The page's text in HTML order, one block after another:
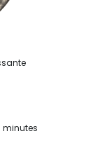
minutes